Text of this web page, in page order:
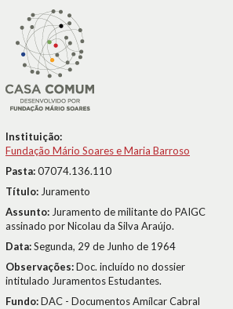
Instituição:
Fundação Mário Soares e Maria Barroso
Pasta:07074.136.110
Título: Juramento
Assunto: Juramento de militante do PAIGC
assinado por Nicolau da Silva Araújo.
Data:Segunda, 29 de Junho de 1964
Observações:Doc. incluído no dossier
intitulado Juramentos Estudantes.
Fundo:DAC - Documentos Amílcar Cabral